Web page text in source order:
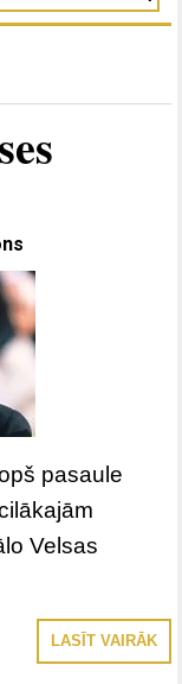
pasaule
Velsas
LASĪT VAIRĀK